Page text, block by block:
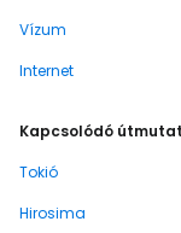
Vízum
Internet
Kapcsolódó
Tokió
Hirosima